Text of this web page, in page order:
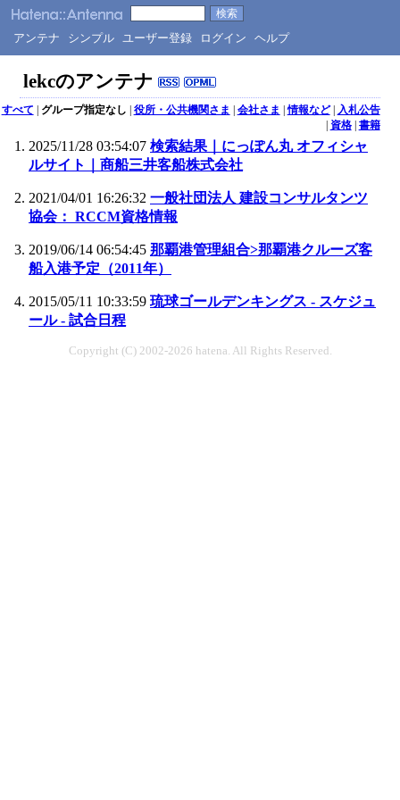
アンテナ シンプル ユーザー登録 ログイン ヘルプ
lekcのアンテナ
すべて | グループ指定なし | 役所・公共機関さま | 会社さま |情報など| 入札公告
| 資格| 書籍
2025/11/28 03:54:07 検索結果｜にっぽん丸 オフィシャ
ルサイト｜商船三井客船株式会社
2021/04/01 16:26:32 一般社団法人 建設コンサルタンツ
協会： RCCM資格情報
2019/06/14 06:54:45 那覇港管理組合>那覇港クルーズ客
船入港予定（2011年）
2015/05/11 10:33:59 琉球ゴールデンキングス - スケジュ
ール - 試合日程
Copyright (C) 2002-2026 hatena. All Rights Reserved.